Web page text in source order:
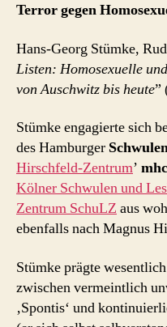
Terror gegen
Hans-Georg Stümke,
Listen: Homosexuelle
von Auschwitz bis heute”
Stümke engagierte sich
des Hamburger
Hirschfeld-Zentrum’ mhc
Kölner Schwulen und
Zentrum SchuLZ aus
ebenfalls nach Magnus
Stümke prägte
zwischen vermeintlich
‚Spontis‘ und